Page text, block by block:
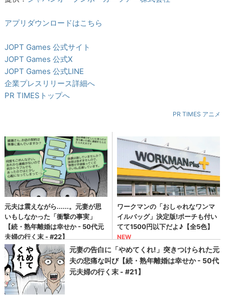
アプリダウンロードはこちら
JOPT Games 公式サイト
JOPT Games 公式X
JOPT Games 公式LINE
企業プレスリリース詳細へ
PR TIMESトップへ
PR TIMES アニメ